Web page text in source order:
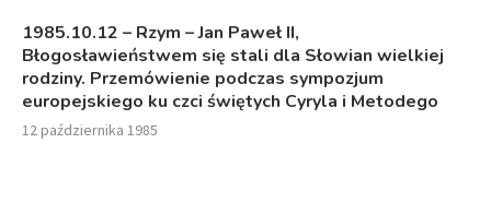
1985.10.12 – Rzym – Jan Paweł II,
Błogosławieństwem się stali dla Słowian wielkiej
rodziny. Przemówienie podczas sympozjum
europejskiego ku czci świętych Cyryla i Metodego
12 października 1985